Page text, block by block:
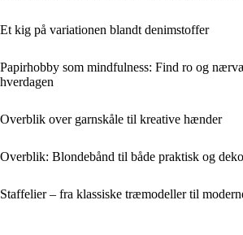
Et kig på variationen blandt denimstoffer
Papirhobby som mindfulness: Find ro og
hverdagen
Overblik over garnskåle til kreative hænder
Overblik: Blondebånd til både praktisk og
Staffelier – fra klassiske træmodeller til